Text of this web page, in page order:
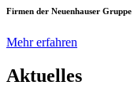
Firmen der Neuenhauser Gruppe
Mehr erfahren
Aktuelles